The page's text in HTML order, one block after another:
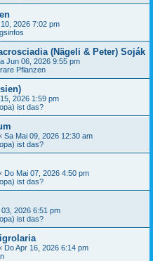
2026 7:02 pm
(Nägeli & Peter) Soják
Jun 06, 2026 9:55 pm
Pflanzen
2026 1:59 pm
ist das?
Sa Mai 09, 2026 12:30 am
ist das?
Do Mai 07, 2026 4:50 pm
ist das?
03, 2026 6:51 pm
ist das?
Do Apr 16, 2026 6:14 pm